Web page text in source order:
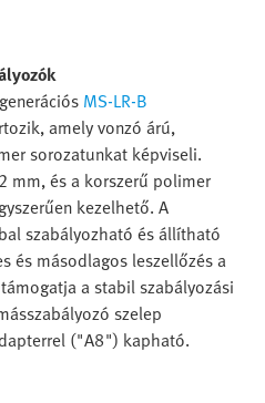
MS-LR-B
amely vonzó árú,
sorozatunkat képviseli.
mm, és a korszerű polimer
kezelhető. A
szabályozható és állítható
és másodlagos leszellőzés a
a stabil szabályozási
szelep
("A8") kapható.